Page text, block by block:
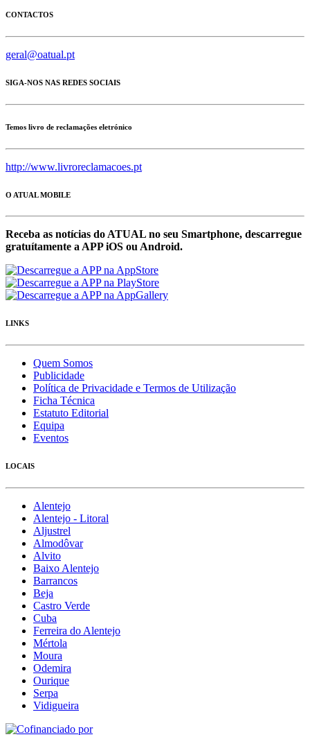
CONTACTOS
geral@oatual.pt
SIGA-NOS NAS REDES SOCIAIS
Temos livro de reclamações eletrónico
http://www.livroreclamacoes.pt
O ATUAL MOBILE
Receba as notícias do ATUAL no seu Smartphone, descarregue
gratuítamente a APP iOS ou Android.
LINKS
Quem Somos
Publicidade
Política de Privacidade e Termos de Utilização
Ficha Técnica
Estatuto Editorial
Equipa
Eventos
LOCAIS
Alentejo
Alentejo - Litoral
Aljustrel
Almodôvar
Alvito
Baixo Alentejo
Barrancos
Beja
Castro Verde
Cuba
Ferreira do Alentejo
Mértola
Moura
Odemira
Ourique
Serpa
Vidigueira